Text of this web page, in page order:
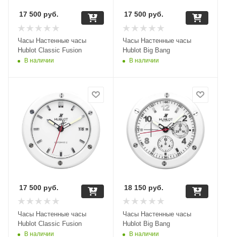
Часы Настенные часы
Hublot Classic Fusion
В наличии
17 500 руб.
Часы Настенные часы
Hublot Big Bang
В наличии
17 500руб.
Часы Настенные часы
Hublot Classic Fusion
В наличии
17 500 руб.
Часы Настенные часы
Hublot Big Bang
В наличии
18 150руб.